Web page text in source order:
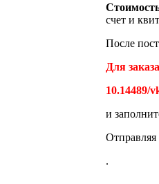
счет и
После
Для
10.14489/
и
.